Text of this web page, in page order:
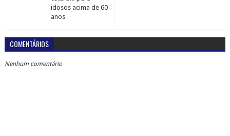
idosos acima de 60
anos
COMENTÁRIOS
Nenhum comentário